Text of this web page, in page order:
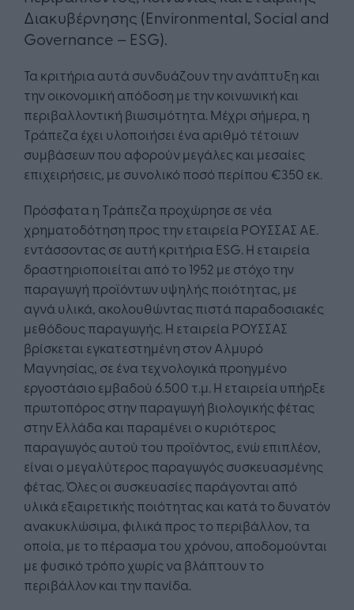
Διακυβέρνησης (Environmental, Social and
Governance – ESG).
Τα κριτήρια αυτά συνδυάζουν την ανάπτυξη και
την οικονομική απόδοση με την κοινωνική και
περιβαλλοντική βιωσιμότητα. Μέχρι σήμερα, η
Τράπεζα έχει υλοποιήσει ένα αριθμό τέτοιων
συμβάσεων που αφορούν μεγάλες και μεσαίες
επιχειρήσεις, με συνολικό ποσό περίπου €350 εκ.
Πρόσφατα η Τράπεζα προχώρησε σε νέα
χρηματοδότηση προς την εταιρεία ΡΟΥΣΣΑΣ ΑΕ.
εντάσσοντας σε αυτή κριτήρια ESG. Η εταιρεία
δραστηριοποιείται από το 1952 με στόχο την
παραγωγή προϊόντων υψηλής ποιότητας, με
αγνά υλικά, ακολουθώντας πιστά παραδοσιακές
μεθόδους παραγωγής. Η εταιρεία ΡΟΥΣΣΑΣ
βρίσκεται εγκατεστημένη στον Αλμυρό
Μαγνησίας, σε ένα τεχνολογικά προηγμένο
εργοστάσιο εμβαδού 6.500 τ.μ. Η εταιρεία υπήρξε
πρωτοπόρος στην παραγωγή βιολογικής φέτας
στην Ελλάδα και παραμένει ο κυριότερος
παραγωγός αυτού του προϊόντος, ενώ επιπλέον,
είναι ο μεγαλύτερος παραγωγός συσκευασμένης
φέτας. Όλες οι συσκευασίες παράγονται από
υλικά εξαιρετικής ποιότητας και κατά το δυνατόν
ανακυκλώσιμα, φιλικά προς το περιβάλλον, τα
οποία, με το πέρασμα του χρόνου, αποδομούνται
με φυσικό τρόπο χωρίς να βλάπτουν το
περιβάλλον και την πανίδα.